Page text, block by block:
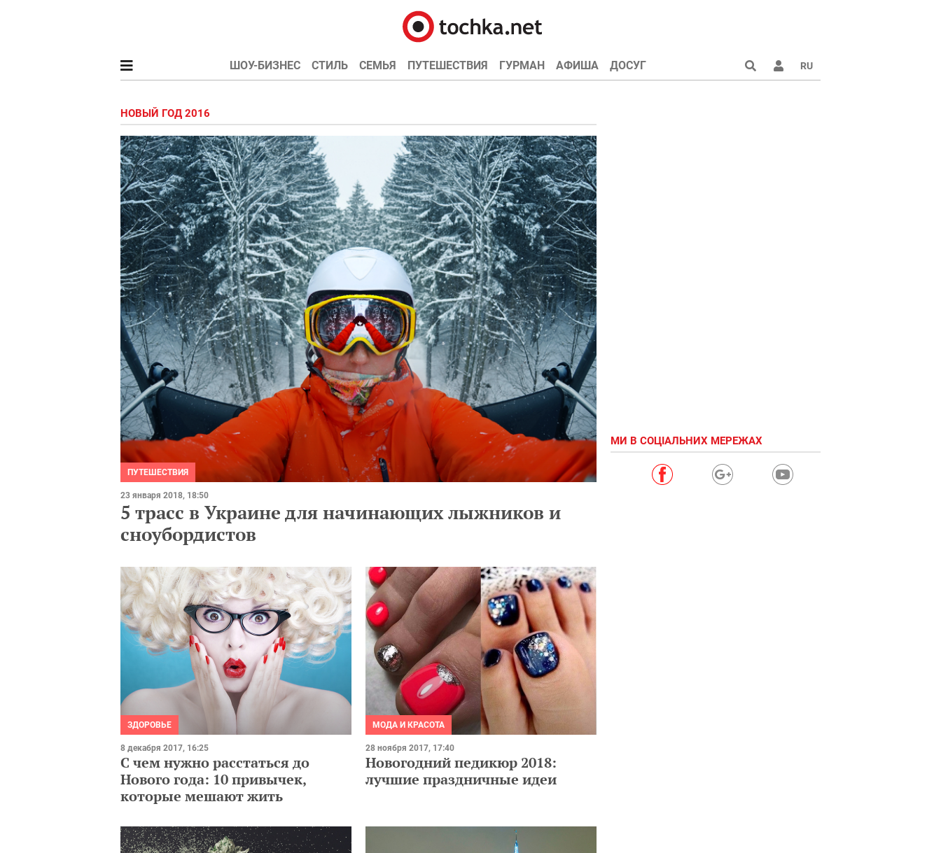
ШОУ-БИЗНЕС СТИЛЬ СЕМЬЯ ПУТЕШЕСТВИЯ ГУРМАН АФИША ДОСУГ RU
НОВЫЙ ГОД 2016
ПУТЕШЕСТВИЯ
23 января 2018, 18:50
5 трасс в Украине для начинающих лыжников и
сноубордистов
ЗДОРОВЬЕ
8 декабря 2017, 16:25
С чем нужно расстаться до
Нового года: 10 привычек,
которые мешают жить
МОДА И КРАСОТА
28 ноября 2017, 17:40
Новогодний педикюр 2018:
лучшие праздничные идеи
МИ В СОЦІАЛЬНИХ МЕРЕЖАХ